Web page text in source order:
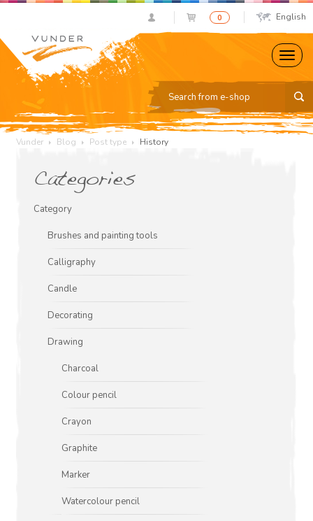
0 English
Vunder Blog Post type History
Categories
Category
Brushes and painting tools
Calligraphy
Candle
Decorating
Drawing
Charcoal
Colour pencil
Crayon
Graphite
Marker
Watercolour pencil